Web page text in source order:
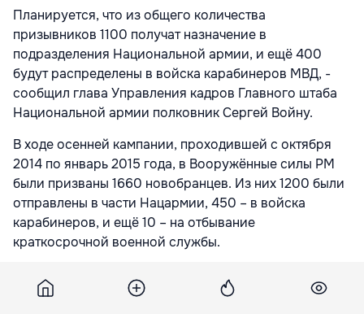
Планируется, что из общего количества
призывников 1100 получат назначение в
подразделения Национальной армии, и ещё 400
будут распределены в войска карабинеров МВД, -
сообщил глава Управления кадров Главного штаба
Национальной армии полковник Сергей Войну.
В ходе осенней кампании, проходившей с октября
2014 по январь 2015 года, в Вооружённые силы РМ
были призваны 1660 новобранцев. Из них 1200 были
отправлены в части Нацармии, 450 – в войска
карабинеров, и ещё 10 – на отбывание
краткосрочной военной службы.
Подпишитесь на новости Point.md в Google